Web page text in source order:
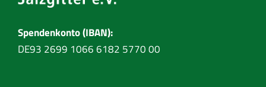
Spendenkonto (IBAN):
DE93 2699 1066 6182 5770 00